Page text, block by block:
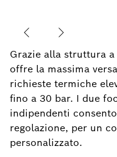
Grazie alla struttura
offre la massima
richieste termiche
fino a 30 bar. I due
indipendenti
regolazione, per un
personalizzato.